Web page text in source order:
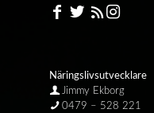
Näringslivsutvecklare
Jimmy Ekborg
0479 – 528 221